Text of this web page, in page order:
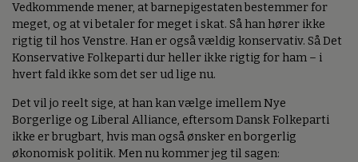
Vedkommende mener, at barnepigestaten bestemmer for
meget, og at vi betaler for meget i skat. Så han hører ikke
rigtig til hos Venstre. Han er også vældig konservativ. Så Det
Konservative Folkeparti dur heller ikke rigtig for ham – i
hvert fald ikke som det ser ud lige nu.
Det vil jo reelt sige, at han kan vælge imellem Nye
Borgerlige og Liberal Alliance, eftersom Dansk Folkeparti
ikke er brugbart, hvis man også ønsker en borgerlig
økonomisk politik. Men nu kommer jeg til sagen: